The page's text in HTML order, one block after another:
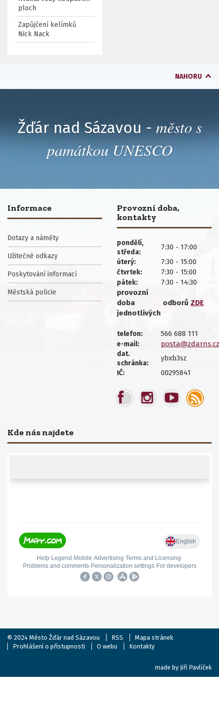
ploch
Zapůjčení kelímků
Nick Nack
NAHORU
Žďár nad Sázavou - město s
památkou UNESCO
Informace
Dotazy a náměty
Užitečné odkazy
Poskytování informací
Městská policie
Provozní doba,
kontakty
pondělí,
středa:
7:30 - 17:00
úterý: 7:30 - 15:00
čtvrtek: 7:30 - 15:00
pátek:
7:30 - 14:30
provozní
doba
jednotlivých
odborů ZDE
telefon: 566 688 111
e-mail: posta@zdarns.cz
dat.
schránka:
ybxb3sz
IČ: 00295841
Kde nás najdete
© 2024 Město Žďár nad Sázavou RSS
Mapa stránek
Prohlášení o přístupnosti
O webu Kontakty
made by Jiří Pavlíček